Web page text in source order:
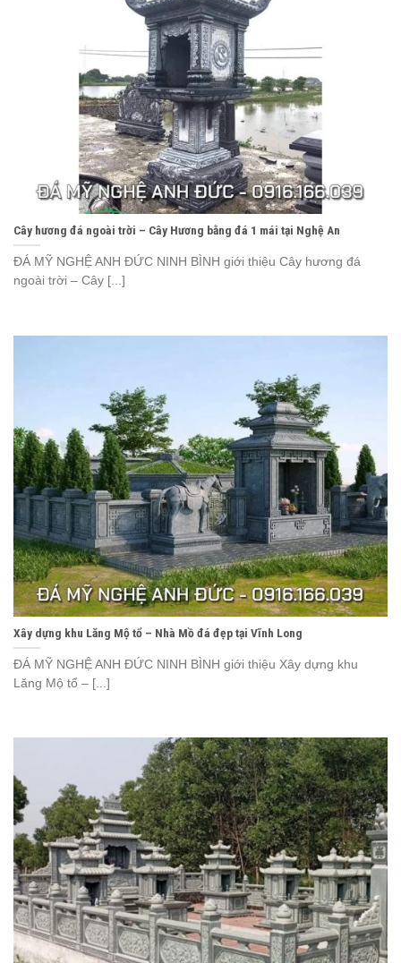
Cây hương đá ngoài trời – Cây Hương bằng đá 1 mái tại Nghệ An
ĐÁ MỸ NGHỆ ANH ĐỨC NINH BÌNH giới thiệu Cây hương đá
ngoài trời – Cây [...]
Xây dựng khu Lăng Mộ tổ – Nhà Mồ đá đẹp tại Vĩnh Long
ĐÁ MỸ NGHỆ ANH ĐỨC NINH BÌNH giới thiệu Xây dựng khu
Lăng Mộ tổ – [...]